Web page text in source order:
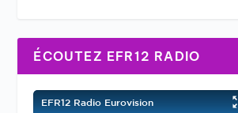
ÉCOUTEZ EFR12 RADIO